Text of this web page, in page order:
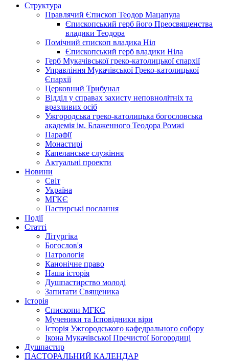
Структура
Правлячий Єпископ Теодор Мацапула
Єпископський герб його Преосвященства
владики Теодора
Помічний єпископ владика Ніл
Єпископський герб владики Ніла
Герб Мукачівської греко-католицької єпархії
Управління Мукачівської Греко-католицької
Єпархії
Церковний Трибунал
Відділ у справах захисту неповнолітніх та
вразливих осіб
Ужгородська греко-католицька богословська
академія ім. Блаженного Теодора Ромжі
Парафії
Монастирі
Капеланське служіння
Актуальні проекти
Новини
Світ
Україна
МГКЄ
Пастирські послання
Події
Статті
Літургіка
Богослов'я
Патрологія
Канонічне право
Наша історія
Душпастирство молоді
Запитати Священика
Історія
Єпископи МГКЄ
Мученики та Ісповідники віри
Історія Ужгородського кафедрального собору
Ікона Мукачівської Пречистої Богородиці
Душпастир
ПАСТОРАЛЬНИЙ КАЛЕНДАР